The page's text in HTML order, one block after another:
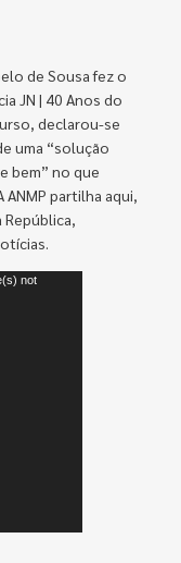
de Sousa fez o
JN | 40 Anos do
declarou-se
uma “solução
bem” no que
partilha aqui,
not